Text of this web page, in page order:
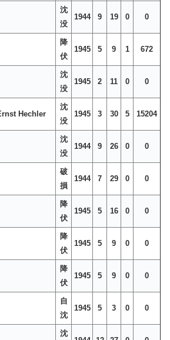
沈
没
1944 9 19 0 0
降
伏
1945 5 9 1 672
沈
没
1945 2 11 0 0
Hechler
沈
没
1945 3 30 5 15204
沈
没
1944 9 26 0 0
破
損
1944 7 29 0 0
降
伏
1945 5 16 0 0
降
伏
1945 5 9 0 0
降
伏
1945 5 9 0 0
自
沈
1945 5 3 0 0
沈